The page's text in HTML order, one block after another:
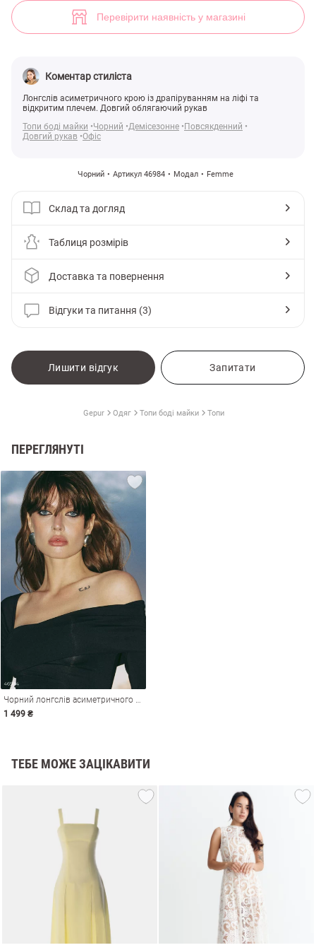
Перевірити наявність у магазині
Коментар стиліста
Лонгслів асиметричного крою із драпіруванням на ліфі та
відкритим плечем. Довгий облягаючий рукав
Топи боді майки
Чорний Демісезонне
Повсякденний
Довгий рукав Офіс
Чорний Артикул 46984 Модал Femme
Склад та догляд
Таблиця розмірів
Доставка та повернення
Відгуки та питання (3)
Лишити відгук Запитати
Gepur Одяг Топи боді майки Топи
ПЕРЕГЛЯНУТІ
Чорний лонгслів асиметричного крою
1 499 ₴
ТЕБЕ МОЖЕ ЗАЦІКАВИТИ
Чорний лонгслів асиметричного крою (арт. 46984) ♡ інтернет-